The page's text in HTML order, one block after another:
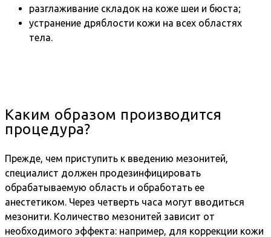
разглаживание складок на коже шеи и бюста;
устранение дряблости кожи на всех областях
тела.
Каким образом производится
процедура?
Прежде, чем приступить к введению мезонитей,
специалист должен продезинфицировать
обрабатываемую область и обработать ее
анестетиком. Через четверть часа могут вводиться
мезонити. Количество мезонитей зависит от
необходимого эффекта: например, для коррекции кожи